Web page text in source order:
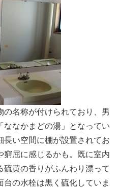
名称が付けられており、男
なかまどの湯」となってい
長い空間に棚が設置されてお
窮屈に感じるかも。既に室内
黄の香りがふんわり漂って
の水栓は黒く硫化していま